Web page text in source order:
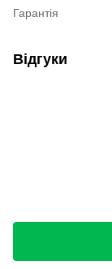
Гарантія
Відгуки